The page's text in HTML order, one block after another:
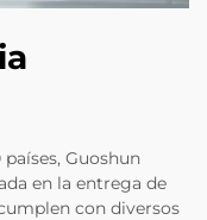
Guoshun
en la entrega de
con diversos